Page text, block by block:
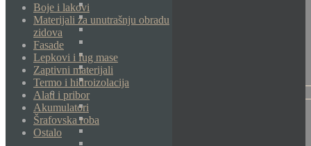
Boje i lakovi
Materijali za unutrašnju obradu
zidova
Fasade
Lepkovi i fug mase
Zaptivni materijali
Termo i hidroizolacija
Alati i pribor
Akumulatori
Šrafovska roba
Ostalo